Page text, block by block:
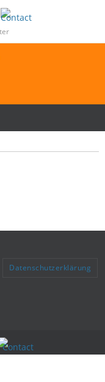
Datenschutzerklärung